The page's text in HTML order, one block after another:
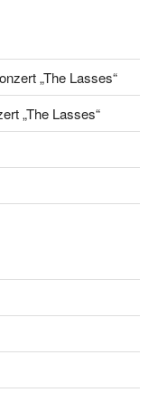
„The Lasses“
„The Lasses“